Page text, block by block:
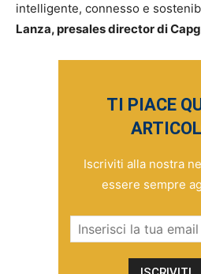
intelligente, connesso e
Lanza, presales director di
TI PIACE
Iscriviti alla nostra
essere sempre